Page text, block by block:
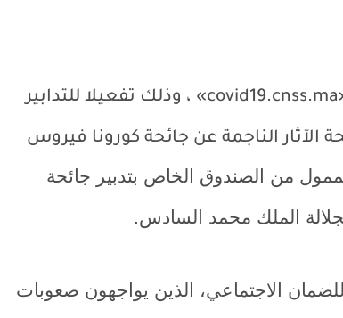
، وذلك تفعيلا للتدابير
الناجمة عن جائحة كورونا فيروس
من الصندوق الخاص بتدبير جائحة
الملك محمد السادس.
الاجتماعي، الذين يواجهون صعوبات